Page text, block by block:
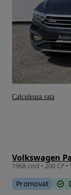
Volkswagen
1968 cm3 • 200 CP
Promovat
Calculeaza rata